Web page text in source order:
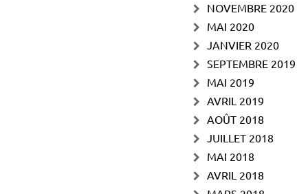
NOVEMBRE 2020
MAI 2020
JANVIER 2020
SEPTEMBRE 2019
MAI 2019
AVRIL 2019
AOÛT 2018
JUILLET 2018
MAI 2018
AVRIL 2018